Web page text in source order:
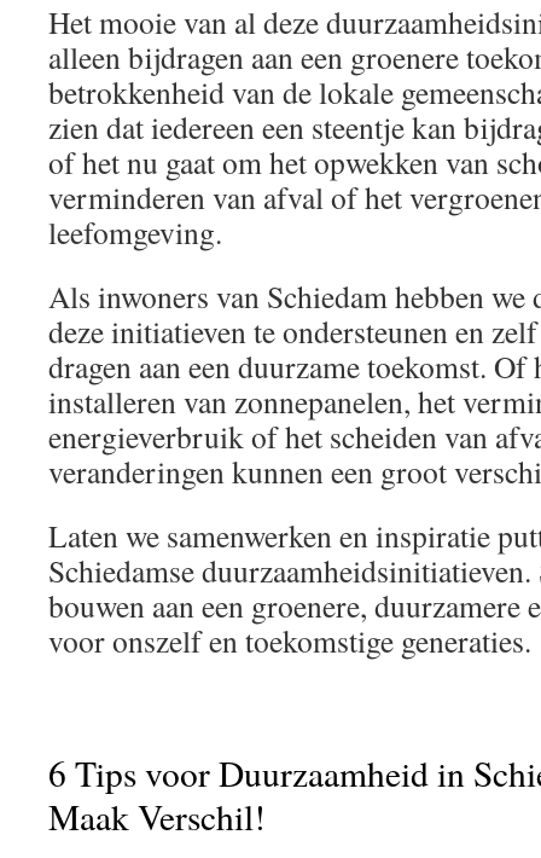
Het mooie van al deze
alleen bijdragen aan een groenere
betrokkenheid van de lokale
zien dat iedereen een steentje kan
of het nu gaat om het opwekken van
verminderen van afval of het
leefomgeving.
Als inwoners van Schiedam hebben
deze initiatieven te ondersteunen en
dragen aan een duurzame toekomst. Of
installeren van zonnepanelen, het
energieverbruik of het scheiden van
veranderingen kunnen een groot
Laten we samenwerken en inspiratie
Schiedamse
bouwen aan een groenere, duurzamere
voor onszelf en toekomstige generaties.
6 Tips voor Duurzaamheid in
Maak Verschil!